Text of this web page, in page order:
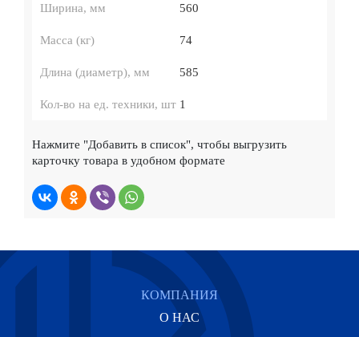
Ширина, мм 560
Масса (кг) 74
Длина (диаметр), мм 585
Кол-во на ед. техники, шт 1
Нажмите "Добавить в список", чтобы выгрузить
карточку товара в удобном формате
КОМПАНИЯ
О НАС